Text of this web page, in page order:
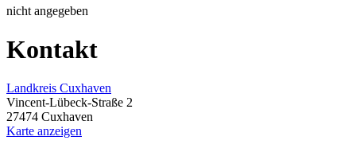
nicht angegeben
Kontakt
Landkreis Cuxhaven
Vincent-Lübeck-Straße 2
27474 Cuxhaven
Karte anzeigen